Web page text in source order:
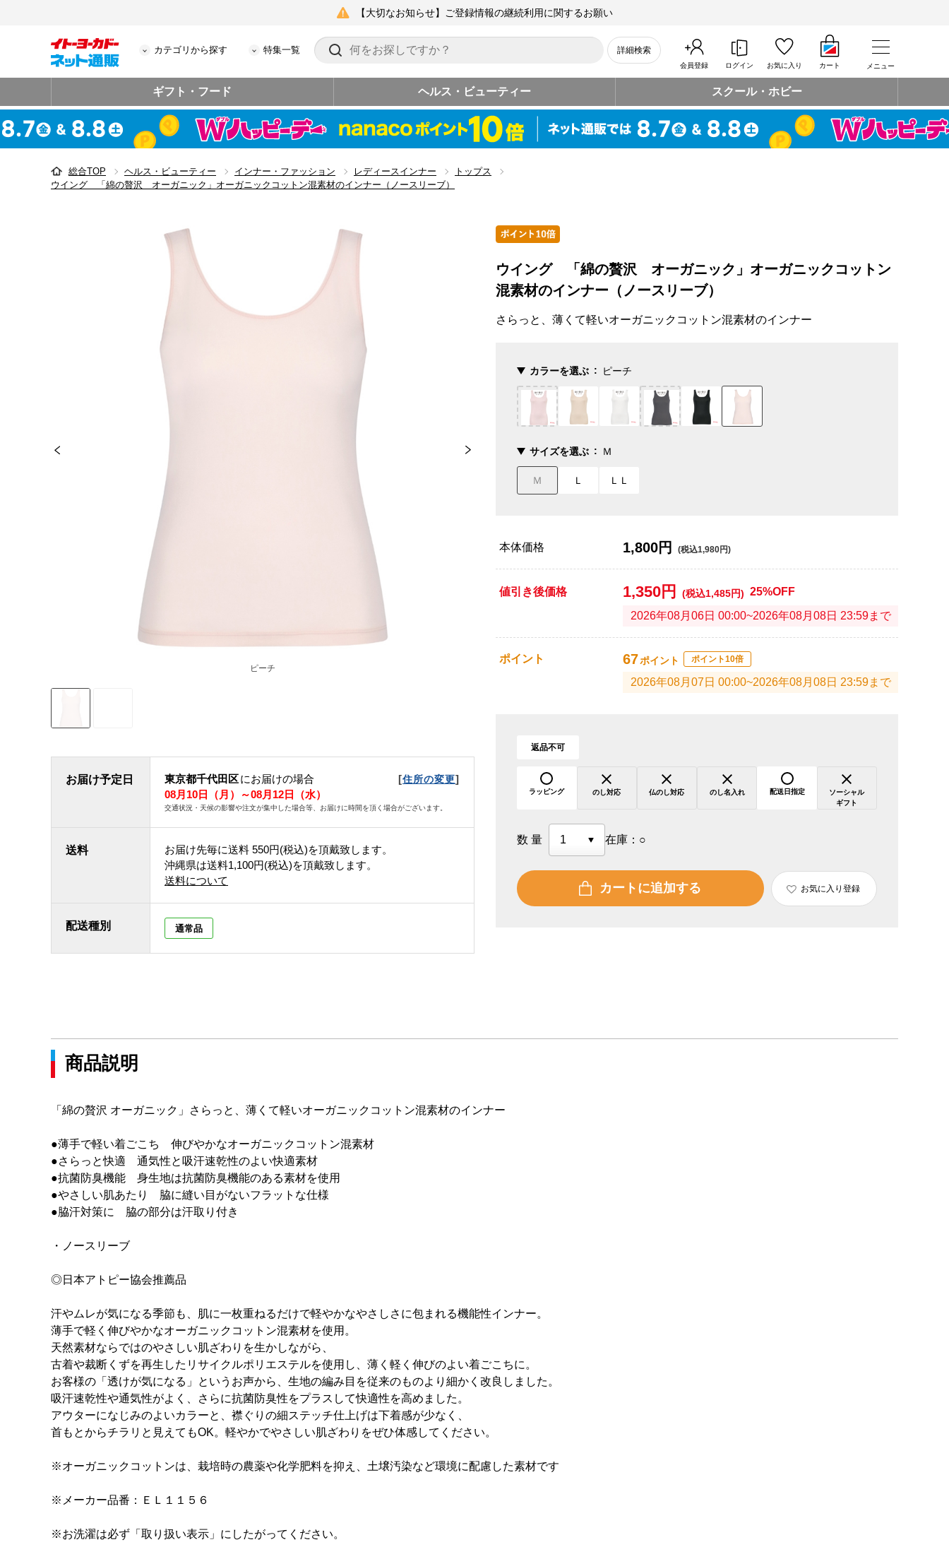
【大切なお知らせ】ご登録情報の継続利用に関するお願い
カテゴリから探す 特集一覧 詳細検索
会員登録 ログイン お気に入り カート メニュー
ギフト・フード ヘルス・ビューティー スクール・ホビー
総合TOP ヘルス・ビューティー インナー・ファッション レディースインナー
トップス
ウイング 「綿の贅沢 オーガニック」オーガニックコットン混素材のインナー（ノースリーブ）
ピーチ
お届け予定日 東京都千代田区にお届けの場合 [住所の変更]
08月10日（月）～08月12日（水）
交通状況・天候の影響や注文が集中した場合等、お届けに時間を頂く場合がございます。
送料 お届け先毎に送料 550円(税込)を頂戴致します。
沖縄県は送料1,100円(税込)を頂戴致します。
送料について
配送種別 通常品
ウイング 「綿の贅沢 オーガニック」オーガニックコットン
混素材のインナー（ノースリーブ）
さらっと、薄くて軽いオーガニックコットン混素材のインナー
カラーを選ぶ ピーチ
サイズを選ぶ Ｍ
Ｍ Ｌ ＬＬ
本体価格 1,800円 (税込1,980円)
値引き後価格 1,350円 (税込1,485円) 25%OFF
2026年08月06日 00:00~2026年08月08日 23:59まで
ポイント 67ポイント ポイント10倍
2026年08月07日 00:00~2026年08月08日 23:59まで
返品不可
ラッピング のし対応 仏のし対応 のし名入れ 配送日指定
ソーシャル
ギフト
数量 在庫： ○
カートに追加する お気に入り登録
商品説明
「綿の贅沢 オーガニック」さらっと、薄くて軽いオーガニックコットン混素材のインナー
●薄手で軽い着ごこち 伸びやかなオーガニックコットン混素材
●さらっと快適 通気性と吸汗速乾性のよい快適素材
●抗菌防臭機能 身生地は抗菌防臭機能のある素材を使用
●やさしい肌あたり 脇に縫い目がないフラットな仕様
●脇汗対策に 脇の部分は汗取り付き
・ノースリーブ
◎日本アトピー協会推薦品
汗やムレが気になる季節も、肌に一枚重ねるだけで軽やかなやさしさに包まれる機能性インナー。
薄手で軽く伸びやかなオーガニックコットン混素材を使用。
天然素材ならではのやさしい肌ざわりを生かしながら、
古着や裁断くずを再生したリサイクルポリエステルを使用し、薄く軽く伸びのよい着ごこちに。
お客様の「透けが気になる」というお声から、生地の編み目を従来のものより細かく改良しました。
吸汗速乾性や通気性がよく、さらに抗菌防臭性をプラスして快適性を高めました。
アウターになじみのよいカラーと、襟ぐりの細ステッチ仕上げは下着感が少なく、
首もとからチラリと見えてもOK。軽やかでやさしい肌ざわりをぜひ体感してください。
※オーガニックコットンは、栽培時の農薬や化学肥料を抑え、土壌汚染など環境に配慮した素材です
※メーカー品番：ＥＬ１１５６
※お洗濯は必ず「取り扱い表示」にしたがってください。